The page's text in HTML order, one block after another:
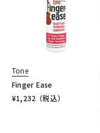
Tone
Finger Ease
¥1,232 （税込）